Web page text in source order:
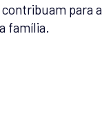
para a
família.